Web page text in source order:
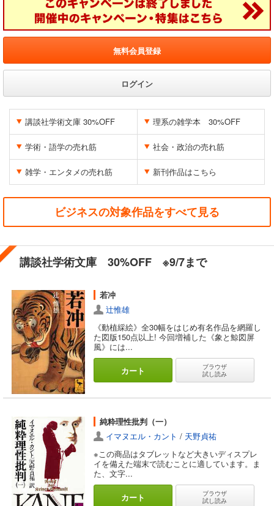
無料会員登録
ログイン
講談社学術文庫 30%OFF 理系の雑学本 30%OFF
学術・語学の売れ筋 社会・政治の売れ筋
雑学・エンタメの売れ筋 新刊作品はこちら
ビジネスの対象作品をすべて見る
講談社学術文庫 30%OFF ※9/7まで
若冲
辻惟雄
《動植綵絵》全30幅をはじめ有名作品を網羅し
た図版150点以上! 今回増補した《象と鯨図屏
風》には...
カート
ブラウザ
試し読み
純粋理性批判（一）
イマヌエル・カント / 天野貞祐
※この商品はタブレットなど大きいディスプレ
イを備えた端末で読むことに適しています。ま
た、文字...
カート
ブラウザ
試し読み